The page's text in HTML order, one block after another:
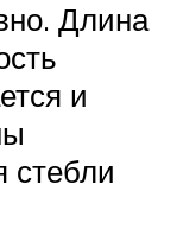
Длина
и
стебли